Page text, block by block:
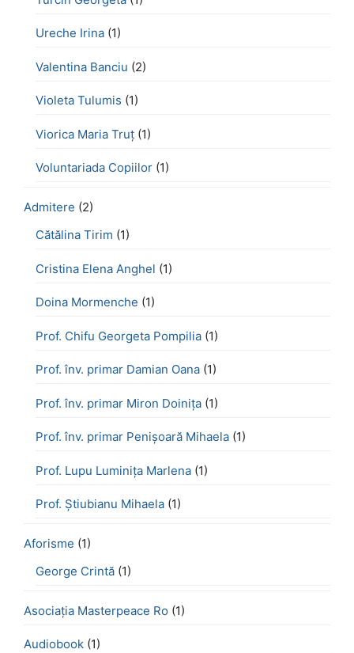
Ureche Irina (1)
Valentina Banciu (2)
Violeta Tulumis (1)
Viorica Maria Truț (1)
Voluntariada Copiilor (1)
Admitere (2)
Cătălina Tirim (1)
Cristina Elena Anghel (1)
Doina Mormenche (1)
Prof. Chifu Georgeta Pompilia (1)
Prof. înv. primar Damian Oana (1)
Prof. înv. primar Miron Doinița (1)
Prof. înv. primar Penișoară Mihaela (1)
Prof. Lupu Luminița Marlena (1)
Prof. Știubianu Mihaela (1)
Aforisme (1)
George Crintă (1)
Asociația Masterpeace Ro (1)
Audiobook (1)